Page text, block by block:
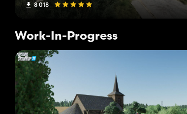
8 018
Work-In-Progress